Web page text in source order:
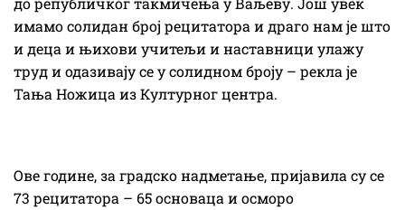
имамо солидан број рецитатора и драго нам је што
и деца и њихови учитељи и наставници улажу
труд и одазивају се у солидном броју – рекла је
Тања Ножица из Културног центра.
Ове године, за градско надметање, пријавила су се
73 рецитатора – 65 основаца и осморо